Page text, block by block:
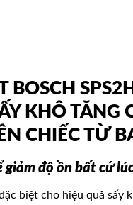
BOSCH
KHÔ
CHIẾC TỪ
độ ồn bất cứ
biệt cho hiệu quả sấy